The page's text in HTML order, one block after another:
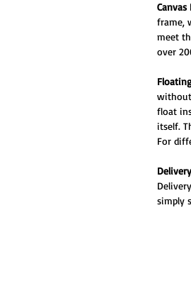
Canvas
frame,
meet
over
without
float
itself.
For
simply